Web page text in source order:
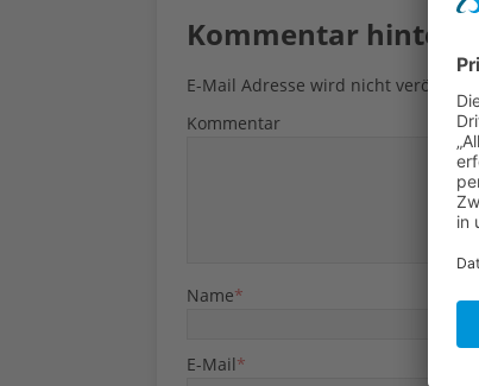
Kommentar
E-Mail Adresse wird nicht
Kommentar
Name*
E-Mail*